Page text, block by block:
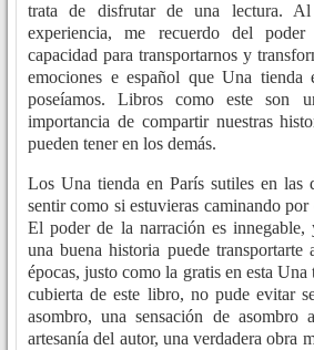
trata de disfrutar de una lectura.
experiencia, me recuerdo del
capacidad para transportarnos y
emociones e español que Una tienda
poseíamos. Libros como este son
importancia de compartir nuestras
pueden tener en los demás.
Los Una tienda en París sutiles en las
sentir como si estuvieras caminando por
El poder de la narración es innegable,
una buena historia puede transportarte
épocas, justo como la gratis en esta Una
cubierta de este libro, no pude evitar
asombro, una sensación de
artesanía del autor, una verdadera obra